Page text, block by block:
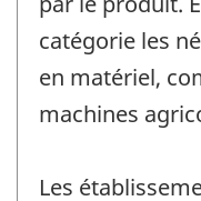
catégorie les
en matériel,
machines
Les